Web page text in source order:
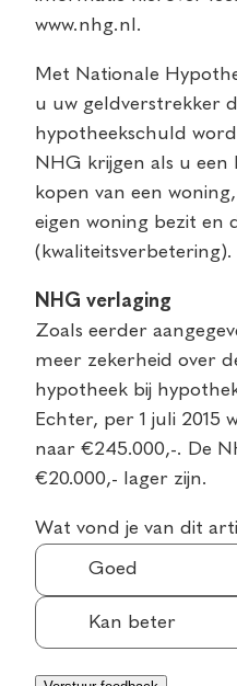
www.nhg.nl.
Met Nationale
u uw geldverstrekker
hypotheekschuld
NHG krijgen als u
kopen van een
eigen woning bezit en
(kwaliteitsverbetering).
NHG verlaging
Zoals eerder
meer zekerheid over
hypotheek bij
Echter, per 1 juli 2015
naar €245.000,-. De
€20.000,- lager zijn.
Wat vond je van dit
Goed
Kan beter